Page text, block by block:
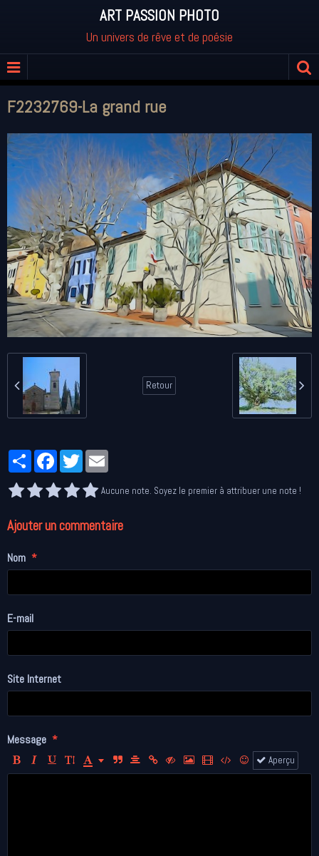
ART PASSION PHOTO
Un univers de rêve et de poésie
F2232769-La grand rue
Retour
PartagerFacebookTwitter
Aucune note. Soyez le premier à attribuer une note !
Ajouter un commentaire
Nom
E-mail
Site Internet
Message
Aperçu